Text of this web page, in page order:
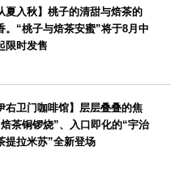
夏入秋】桃子的清甜与焙茶的
。“桃子与焙茶安蜜”将于8月中
限时发售
右卫门咖啡馆】层层叠叠的焦
茶铜锣烧”、入口即化的“宇治
提拉米苏”全新登场